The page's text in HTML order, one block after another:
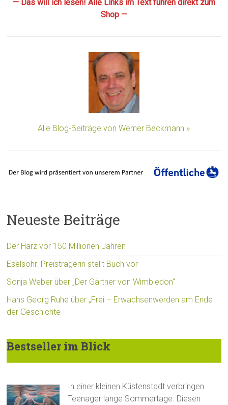
— Das will ich lesen! Alle Links im Text führen direkt zum
Shop —
Alle Blog-Beiträge von Werner Beckmann »
Neueste Beiträge
Der Harz vor 150 Millionen Jahren
Eselsohr: Preisträgerin stellt Buch vor
Sonja Weber über „Der Gärtner von Wimbledon“
Hans Georg Ruhe über „Frei – Erwachsenwerden am Ende
der Geschichte
Bestseller im Blick
In einer kleinen Küstenstadt verbringen
Teenager lange Sommertage. Diesen